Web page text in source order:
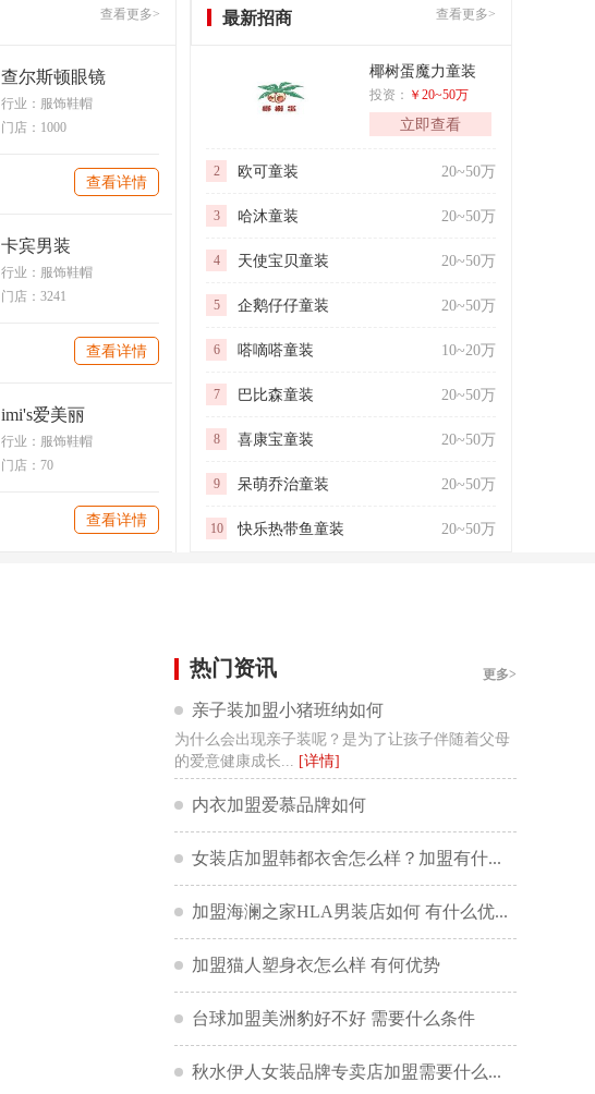
来自中国
我想了解加盟费用和细节。
王** 咨询了 宝岛眼镜
我想了解加盟费用和细节。
来自中国
咨询了 BOBDOG巴布豆
我想了解加盟费用和细节。
来自江西省
来自山东省德州市
来自河南省郑州市
朱** 咨询了 马天奴女装
我想加盟马天奴女装品牌，请介绍下具体加盟情况...
来自河南省郑州市
赵** 咨询了 达芙妮
我想了解加盟费用和细节。
咨询了 安莉芳EmbryForm
来自吉林省
孙** 咨询了 BOBDOG巴布豆
查看更多>
查尔斯顿眼镜
行业：服饰鞋帽
门店：1000
查看详情
卡宾男装
行业：服饰鞋帽
门店：3241
查看详情
imi's爱美丽
行业：服饰鞋帽
门店：70
查看详情
最新招商 查看更多>
椰树蛋魔力童装
投资： ￥20~50万
立即查看
2 欧可童装 20~50万
3 哈沐童装 20~50万
4 天使宝贝童装 20~50万
5 企鹅仔仔童装 20~50万
6 嗒嘀嗒童装 10~20万
7 巴比森童装 20~50万
8 喜康宝童装 20~50万
9 呆萌乔治童装 20~50万
10 快乐热带鱼童装 20~50万
热门资讯 更多>
亲子装加盟小猪班纳如何
​为什么会出现亲子装呢？是为了让孩子伴随着父母
的爱意健康成长...
[详情]
内衣加盟爱慕品牌如何
加盟猫人塑身衣怎么样 有何优势
台球加盟美洲豹好不好 需要什么条件